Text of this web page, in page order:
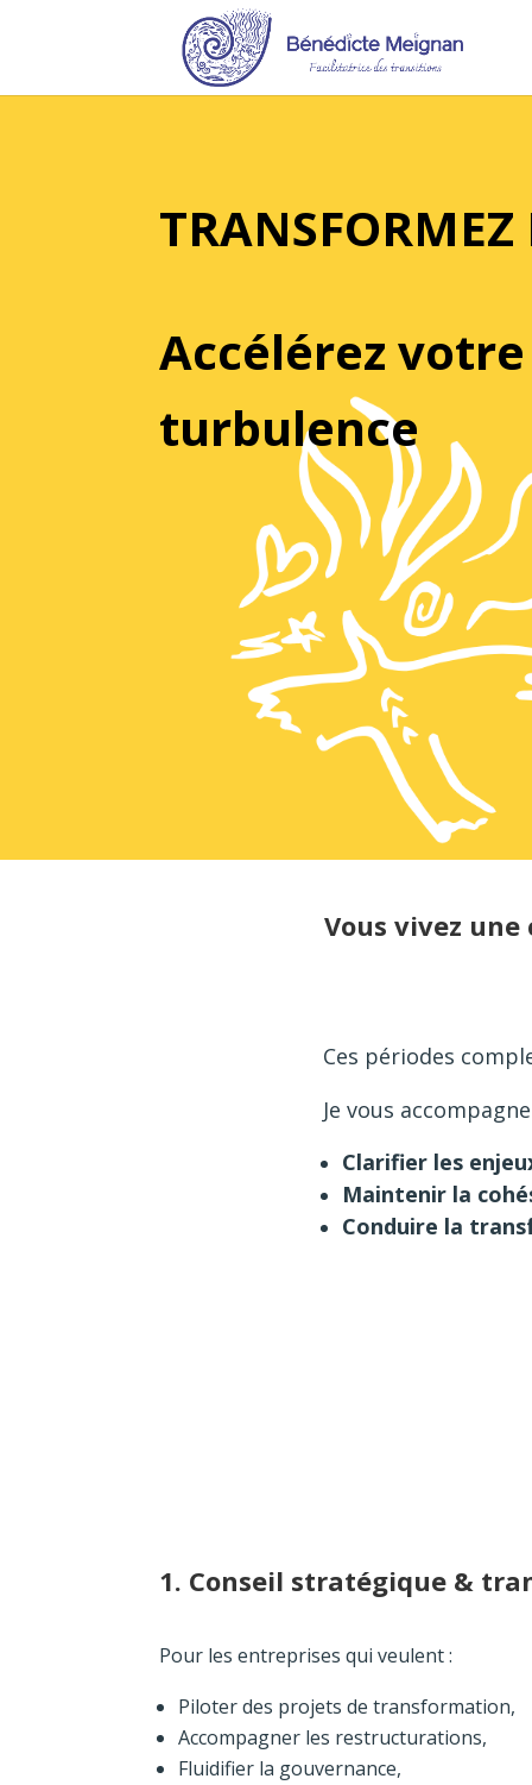
TRANSFORMEZ
Accélérez
turbulence
Vous vivez
Ces périodes
Je vous
Clarifier les
Maintenir la
Conduire la
1. Conseil stratégique &
Pour les entreprises qui veulent :
Piloter des projets de transformation,
Accompagner les restructurations,
Fluidifier la gouvernance,